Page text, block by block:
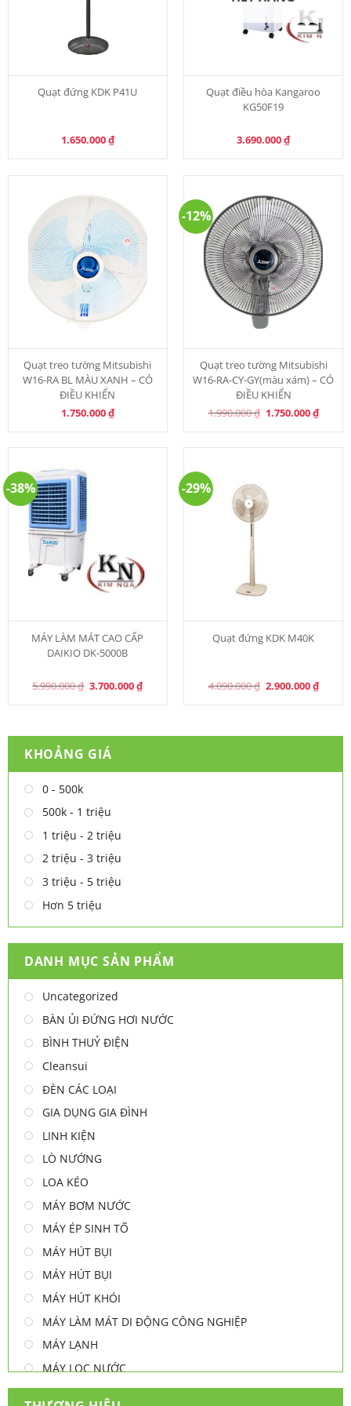
Quạt đứng KDK P41U
1.650.000₫
Quạt điều hòa Kangaroo
KG50F19
3.690.000₫
Quạt treo tường Mitsubishi
W16-RA BL MÀU XANH – CÓ
ĐIỀU KHIỂN
1.750.000₫
-12%
Quạt treo tường Mitsubishi
W16-RA-CY-GY(màu xám) – CÓ
ĐIỀU KHIỂN
1.990.000₫ Original
price
1.750.000₫
price
-38%
MÁY LÀM MÁT CAO CẤP
DAIKIO DK-5000B
5.990.000₫ Original
price
3.700.000₫Current
price
-29%
Quạt đứng KDK M40K
4.090.000₫ Original
price
2.900.000₫
price
KHOẢNG GIÁ
0 - 500k
500k - 1 triệu
1 triệu - 2 triệu
2 triệu - 3 triệu
3 triệu - 5 triệu
Hơn 5 triệu
DANH MỤC SẢN PHẨM
Uncategorized
BÀN ỦI ĐỨNG HƠI NƯỚC
BÌNH THUỶ ĐIỆN
Cleansui
ĐÈN CÁC LOẠI
GIA DỤNG GIA ĐÌNH
LINH KIỆN
LÒ NƯỚNG
LOA KÉO
MÁY BƠM NƯỚC
MÁY ÉP SINH TỐ
MÁY HÚT BỤI
MÁY HÚT BỤI
MÁY HÚT KHÓI
MÁY LÀM MÁT DI ĐỘNG CÔNG NGHIỆP
MÁY LẠNH
MÁY LỌC NƯỚC
MÁY NƯỚC NÓNG